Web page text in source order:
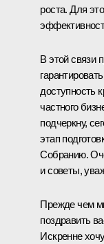
роста. Для
В этой связи
доступность
частного
подчеркну,
этап
Собранию.
и советы,
Прежде чем
поздравить
Искренне